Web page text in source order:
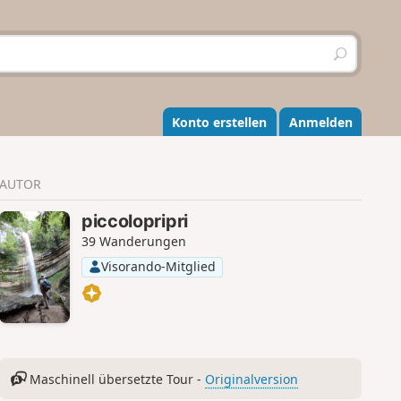
S
u
h
e
n
Konto erstellen Anmelden
AUTOR
piccolopripri
39 Wanderungen
Visorando-Mitglied
Maschinell übersetzte Tour - Originalversion